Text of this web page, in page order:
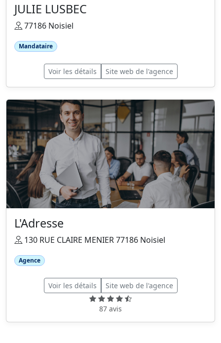
JULIE LUSBEC
77186 Noisiel
Mandataire
Voir les détails Site web de l'agence
L'Adresse
130 RUE CLAIRE MENIER 77186 Noisiel
Agence
Voir les détails Site web de l'agence
87 avis